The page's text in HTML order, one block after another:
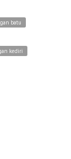
batu
kediri